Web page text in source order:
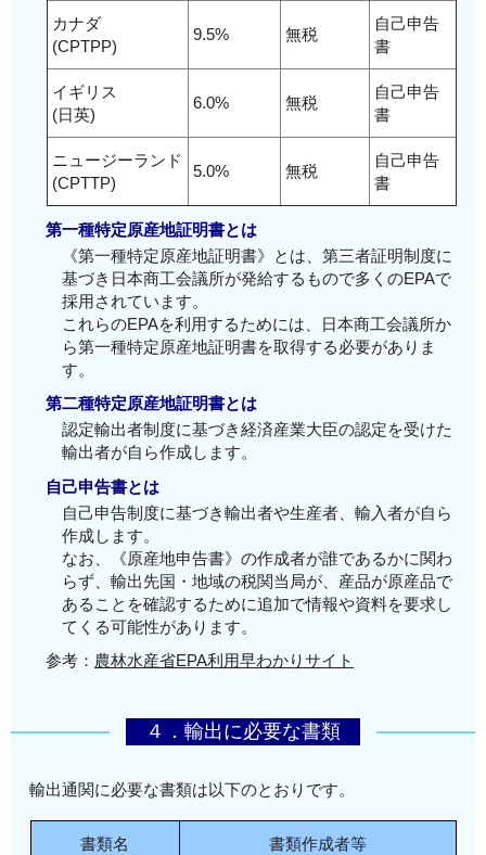
カナダ
(CPTPP)
9.5% 無税
自己申告
書
イギリス
(日英)
6.0% 無税
自己申告
書
ニュージーランド
(CPTTP)
5.0% 無税
自己申告
書
第一種特定原産地証明書とは
《第一種特定原産地証明書》とは、第三者証明制度に
基づき日本商工会議所が発給するもので多くのEPAで
採⽤されています。
これらのEPAを利⽤するためには、⽇本商⼯会議所か
ら第一種特定原産地証明書を取得する必要がありま
す。
第二種特定原産地証明書とは
認定輸出者制度に基づき経済産業大臣の認定を受けた
輸出者が自ら作成します。
自己申告書とは
自己申告制度に基づき輸出者や生産者、輸入者が自ら
作成します。
なお、《原産地申告書》の作成者が誰であるかに関わ
らず、輸出先国・地域の税関当局が、産品が原産品で
あることを確認するために追加で情報や資料を要求し
てくる可能性があります。
参考： 農林水産省EPA利用早わかりサイト
４．輸出に必要な書類
輸出通関に必要な書類は以下のとおりです。
書類名 書類作成者等